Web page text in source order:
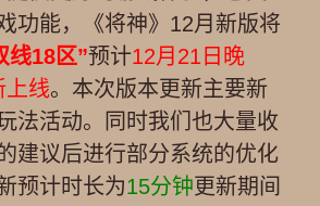
功能，《将神》12月新版将
线18区”预计12月21日晚
上线。本次版本更新主要新
法活动。同时我们也大量收
建议后进行部分系统的优化
预计时长为15分钟更新期间